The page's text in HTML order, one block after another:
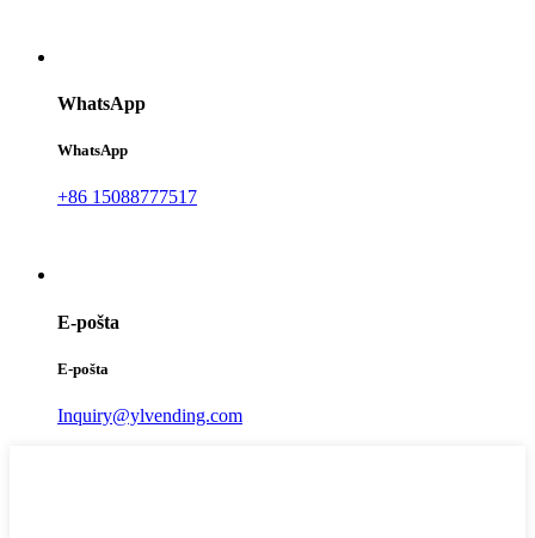
WhatsApp
WhatsApp
+86 15088777517
E-pošta
E-pošta
Inquiry@ylvending.com